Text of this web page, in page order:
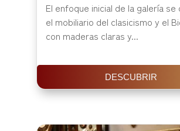
El enfoque inicial de la galería
el mobiliario del clasicismo y el
con maderas claras y...
DESCUBRIR